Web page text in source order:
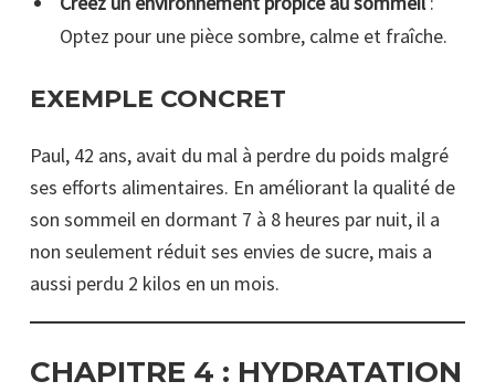
Optez pour une pièce sombre, calme et fraîche.
EXEMPLE CONCRET
Paul, 42 ans, avait du mal à perdre du poids malgré
ses efforts alimentaires. En améliorant la qualité de
son sommeil en dormant 7 à 8 heures par nuit, il a
non seulement réduit ses envies de sucre, mais a
aussi perdu 2 kilos en un mois.
CHAPITRE 4 : HYDRATATION